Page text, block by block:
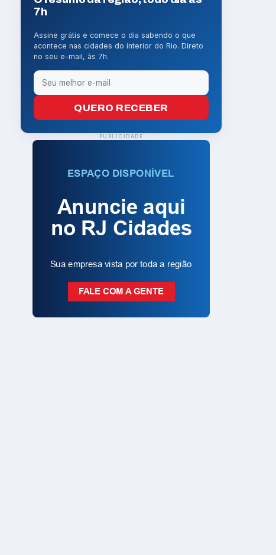
7h
Assine grátis e comece o dia sabendo o que
acontece nas cidades do interior do Rio. Direto
no seu e-mail, às 7h.
QUERO RECEBER
PUBLICIDADE